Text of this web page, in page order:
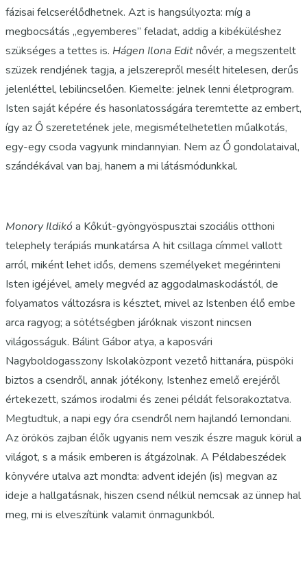
fázisai felcserélődhetnek. Azt is hangsúlyozta: míg a
megbocsátás „egyemberes” feladat, addig a kibéküléshez
szükséges a tettes is. Hágen Ilona Editnővér, a megszentelt
szüzek rendjének tagja, a jelszerepről mesélt hitelesen, derűs
jelenléttel, lebilincselően. Kiemelte: jelnek lenni életprogram.
Isten saját képére és hasonlatosságára teremtette az embert,
így az Ő szeretetének jele, megismételhetetlen műalkotás,
egy-egy csoda vagyunk mindannyian. Nem az Ő gondolataival,
szándékával van baj, hanem a mi látásmódunkkal.
Monory Ildikóa Kőkút-gyöngyöspusztai szociális otthoni
telephely terápiás munkatársa A hit csillaga címmel vallott
arról, miként lehet idős, demens személyeket megérinteni
Isten igéjével, amely megvéd az aggodalmaskodástól, de
folyamatos változásra is késztet, mivel az Istenben élő embe
arca ragyog; a sötétségben járóknak viszont nincsen
világosságuk. Bálint Gábor atya, a kaposvári
Nagyboldogasszony Iskolaközpont vezető hittanára, püspöki
biztos a csendről, annak jótékony, Istenhez emelő erejéről
értekezett, számos irodalmi és zenei példát felsorakoztatva.
Megtudtuk, a napi egy óra csendről nem hajlandó lemondani.
Az örökös zajban élők ugyanis nem veszik észre maguk körül a
világot, s a másik emberen is átgázolnak. A Példabeszédek
könyvére utalva azt mondta: advent idején (is) megvan az
ideje a hallgatásnak, hiszen csend nélkül nemcsak az ünnep hal
meg, mi is elveszítünk valamit önmagunkból.